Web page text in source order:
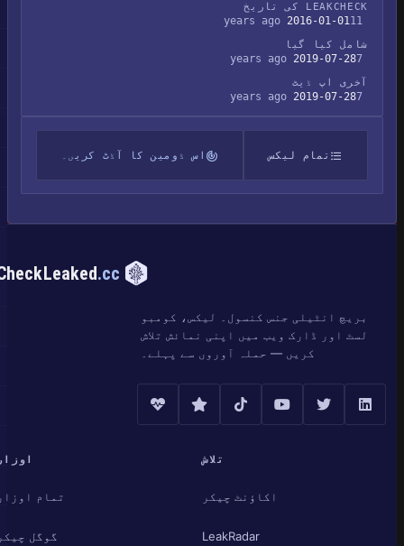
LEAKCHECK کی تاریخ
2016-01-01
شامل کیا گیا
2019-07-28
آخری اپ ڈیٹ
2019-07-28
تمام لیکس اس ڈومین کا آڈٹ کریں۔
CheckLeaked.cc
بریچ انٹیلی جنس کنسول۔ لیکس، کومبو
لسٹ اور ڈارک ویب میں اپنی نمائش تلاش
کریں — حملہ آوروں سے پہلے۔
تلاش
اکاؤنٹ چیکر
LeakRadar
اوزار
تمام اوزار
گوگل چیکر